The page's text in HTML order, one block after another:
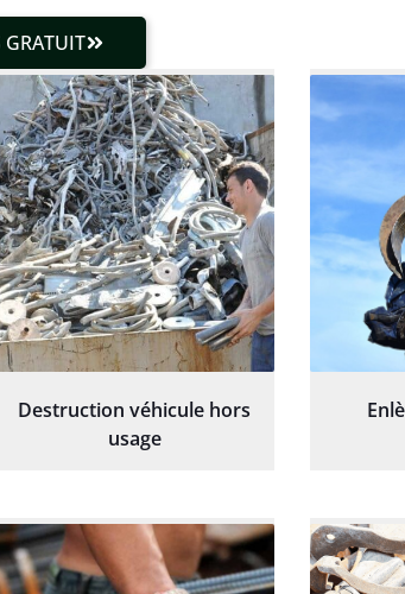
GRATUIT
Destruction véhicule hors
usage